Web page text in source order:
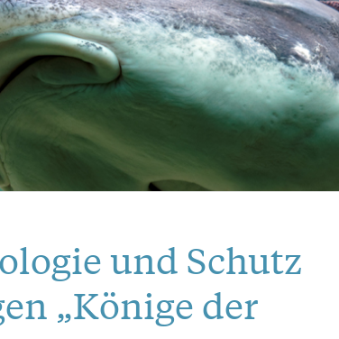
und Schutz
„Könige der